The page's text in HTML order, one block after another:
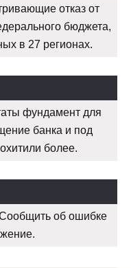
отказ от
бюджета,
в 27 регионах.
фундамент для
банка и под
более.
об ошибке